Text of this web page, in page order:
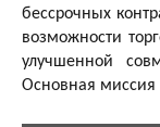
бессрочных
возможности
улучшенной
Основная миссия